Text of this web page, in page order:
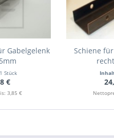
Gabelgelenk
1 Stück
€
3,85 €
Schiene